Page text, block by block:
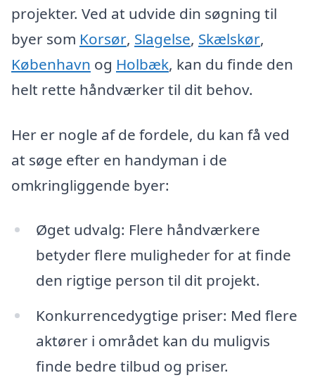
projekter. Ved at udvide din søgning til
byer som Korsør, Slagelse, Skælskør,
København og Holbæk, kan du finde den
helt rette håndværker til dit behov.
Her er nogle af de fordele, du kan få ved
at søge efter en handyman i de
omkringliggende byer:
Øget udvalg: Flere håndværkere
betyder flere muligheder for at finde
den rigtige person til dit projekt.
Konkurrencedygtige priser: Med flere
aktører i området kan du muligvis
finde bedre tilbud og priser.